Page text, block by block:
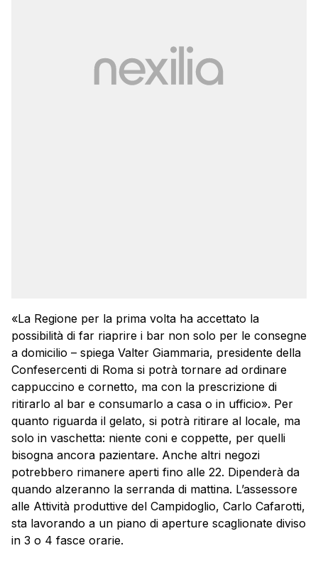
«La Regione per la prima volta ha accettato la
possibilità di far riaprire i bar non solo per le consegne
a domicilio – spiega Valter Giammaria, presidente della
Confesercenti di Roma si potrà tornare ad ordinare
cappuccino e cornetto, ma con la prescrizione di
ritirarlo al bar e consumarlo a casa o in ufficio». Per
quanto riguarda il gelato, si potrà ritirare al locale, ma
solo in vaschetta: niente coni e coppette, per quelli
bisogna ancora pazientare. Anche altri negozi
potrebbero rimanere aperti fino alle 22. Dipenderà da
quando alzeranno la serranda di mattina. L’assessore
alle Attività produttive del Campidoglio, Carlo Cafarotti,
sta lavorando a un piano di aperture scaglionate diviso
in 3 o 4 fasce orarie.